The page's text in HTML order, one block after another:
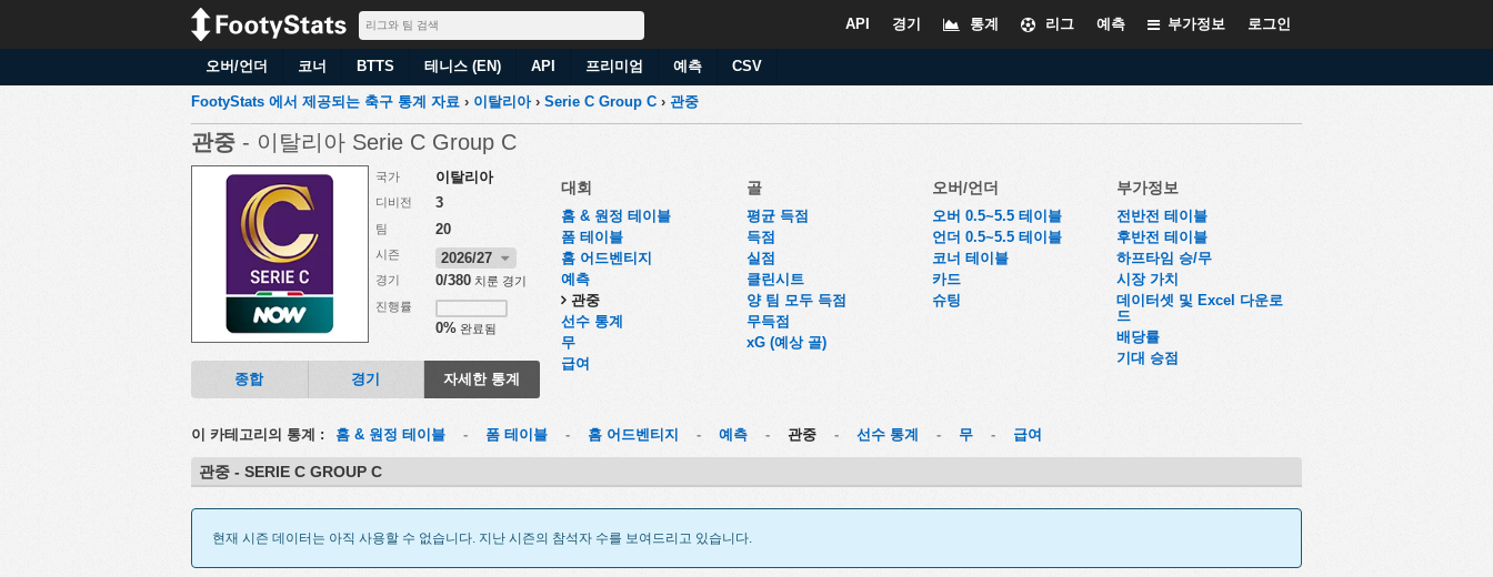
로그인
부가정보
예측
리그
통계
경기
API
오버/언더 코너 BTTS 테니스 (EN) API 프리미엄 예측 CSV
FootyStats 에서 제공되는 축구 통계 자료 › 이탈리아› Serie C Group C › 관중
관중 - 이탈리아 Serie C Group C
국가 이탈리아
디비전 3
팀 20
시즌 2026/27
경기 0/380치룬 경기
진행률
0%완료됨
종합 경기 자세한 통계
대회
홈 & 원정 테이블
폼 테이블
홈 어드벤티지
예측
관중
선수 통계
무
급여
골
평균 득점
득점
실점
클린시트
양 팀 모두 득점
무득점
xG (예상 골)
오버/언더
오버 0.5~5.5 테이블
언더 0.5~5.5 테이블
코너 테이블
카드
슈팅
부가정보
전반전 테이블
후반전 테이블
하프타임 승/무
시장 가치
데이터셋 및 Excel 다운로
드
배당률
기대 승점
이 카테고리의 통계 : 홈 & 원정 테이블 - 폼 테이블 - 홈 어드벤티지 - 예측 - 관중 - 선수 통계 - 무 - 급여
관중 - SERIE C GROUP C
현재 시즌 데이터는 아직 사용할 수 없습니다. 지난 시즌의 참석자 수를 보여드리고 있습니다.